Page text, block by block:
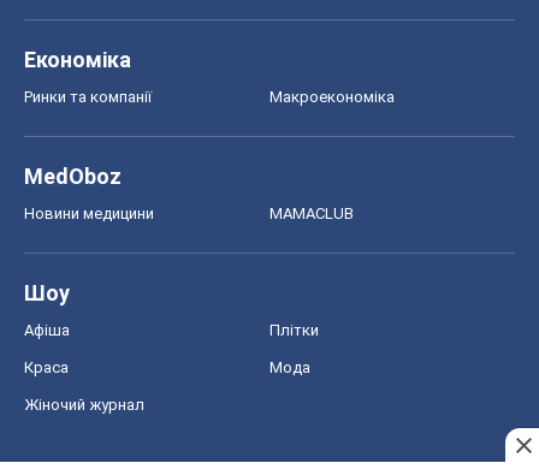
Економіка
Ринки та компанії Макроекономіка
MedOboz
Новини медицини MAMACLUB
Шоу
Афіша Плітки
Краса Мода
Жіночий журнал